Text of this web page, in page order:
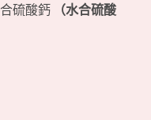
合硫酸鈣
（水合硫酸